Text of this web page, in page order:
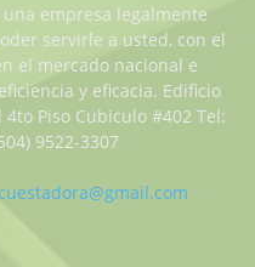
empresa legalmente
servirle a usted, con el
el mercado nacional e
y eficacia. Edificio
Piso Cubiculo #402 Tel:
9522-3307